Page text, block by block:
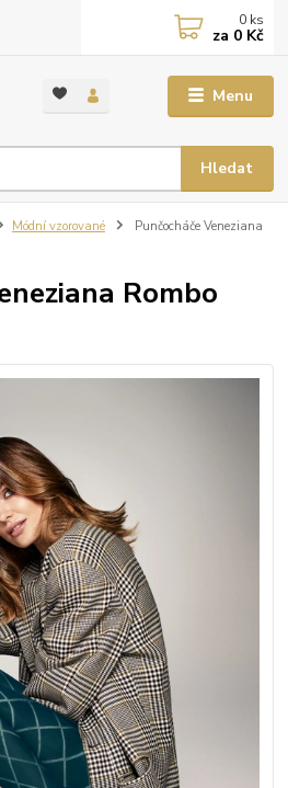
Menu
Hledat
0 ks
za 0 Kč
Módní vzorované
Punčocháče Veneziana
Rombo